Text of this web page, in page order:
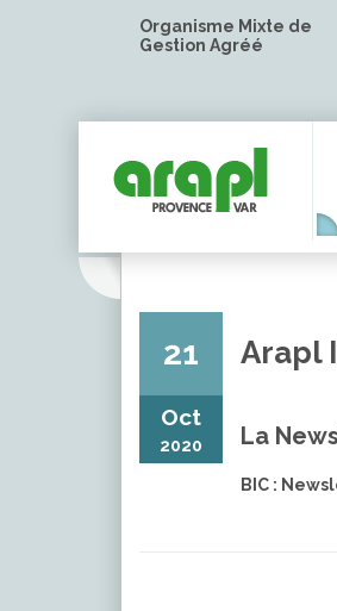
Organisme Mixte de
Gestion Agréé
21
Oct
2020
Arapl
La
BIC :